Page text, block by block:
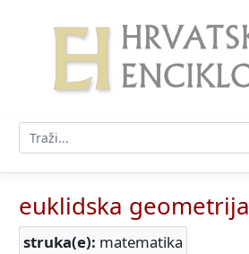
euklidska geometrija
struka(e): matematika